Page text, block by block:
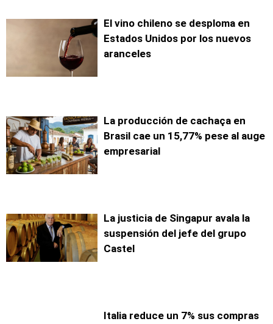
El vino chileno se desploma en
Estados Unidos por los nuevos
aranceles
La producción de cachaça en
Brasil cae un 15,77% pese al auge
empresarial
La justicia de Singapur avala la
suspensión del jefe del grupo
Castel
Italia reduce un 7% sus compras